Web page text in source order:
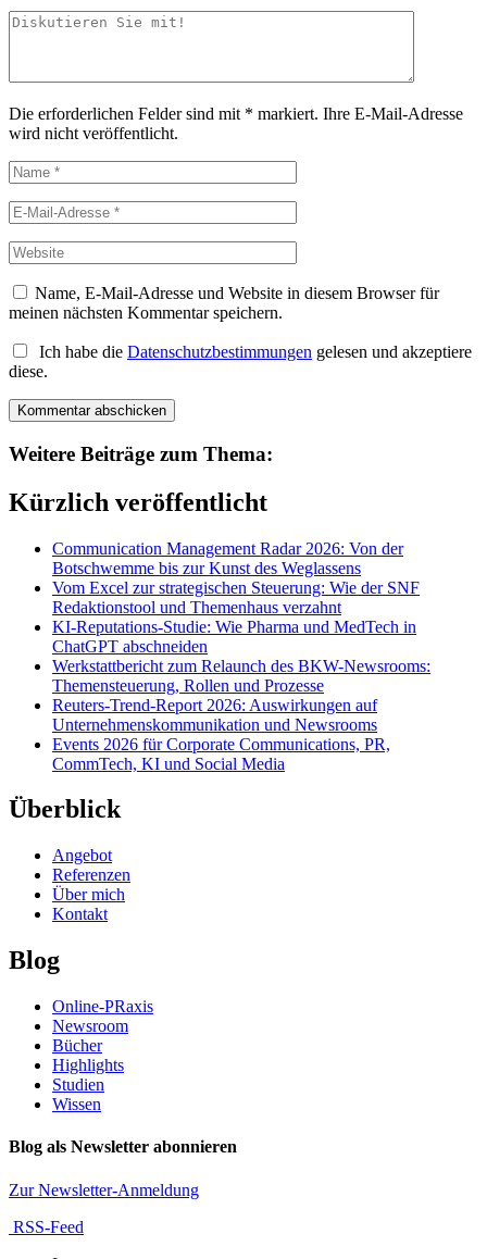
Die erforderlichen Felder sind mit * markiert. Ihre E-Mail-Adresse
wird nicht veröffentlicht.
Name, E-Mail-Adresse und Website in diesem Browser für
meinen nächsten Kommentar speichern.
Ich habe die Datenschutzbestimmungen gelesen und akzeptiere
diese.
Weitere Beiträge zum Thema:
Kürzlich veröffentlicht
Communication Management Radar 2026: Von der
Botschwemme bis zur Kunst des Weglassens
Vom Excel zur strategischen Steuerung: Wie der SNF
Redaktionstool und Themenhaus verzahnt
KI-Reputations-Studie: Wie Pharma und MedTech in
ChatGPT abschneiden
Werkstattbericht zum Relaunch des BKW-Newsrooms:
Themensteuerung, Rollen und Prozesse
Reuters-Trend-Report 2026: Auswirkungen auf
Unternehmenskommunikation und Newsrooms
Events 2026 für Corporate Communications, PR,
CommTech, KI und Social Media
Überblick
Angebot
Referenzen
Über mich
Kontakt
Blog
Online-PRaxis
Newsroom
Bücher
Highlights
Studien
Wissen
Blog als Newsletter abonnieren
Zur Newsletter-Anmeldung
RSS-Feed